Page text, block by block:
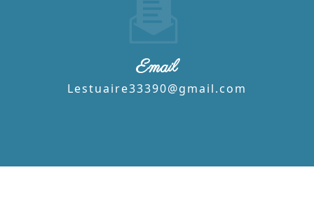
Email
lestuaire33390@gmail.com